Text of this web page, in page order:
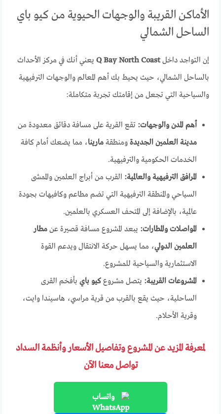
الأماكن القريبة والوجهات الحيوية من كيو باي
الساحل الشمالي
إن التواجد داخلQ Bay North Coast يعني أنك في مركز الأحداث
بالساحل الشمالي، حيث يحيط بك أهم المعالم والوجهات الترفيهية
والسياحية التي تجعل من إقامتك تجربة متكاملة:
أهم المدن والوجهات: تقع القرية على مسافة دقائق معدودة من
مدينة العلمين الجديدة ومنطقةمارينا، مما يضعك أمام كافة
الخدمات الحكومية والترفيهية.
المرافق الترفيهية والعالمية: القرب من أبراج العلمين والممشى
السياحي والمنطقة الترفيهية التي تضم مطاعم وكافيهات بجودة
عالمية، بالإضافة إلى المتحف العسكري بالعلمين.
المواصلات والمطارات: يبعد المشروع مسافة قصيرة عنمطار
العلمين الدولي، مما يسهل حركة الانتقال ويدعم القوة
الاستثمارية والسياحية للمشروع.
المشروعات القريبة: يتصل مشروعكيو باي بأفخم القرى
الساحلية، حيث يقع بالقرب من قرية مراسي، هاسيندا وايت،
وقرية الأحلام.
لمعرفة المزيد عن المشروع وتفاصيل الأسعار وأنظمة السداد
تواصل معنا الآن
واتساب